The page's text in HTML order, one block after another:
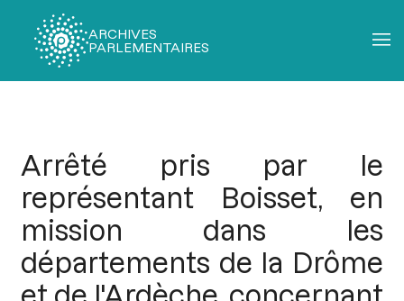
ARCHIVES
PARLEMENTAIRES
Arrêté pris par le
représentant Boisset, en
mission dans les
départements de la Drôme